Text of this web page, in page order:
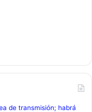
de transmisión; habrá